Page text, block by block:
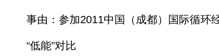
事由：参加2011中国（成都）国际循环
“低能”对比